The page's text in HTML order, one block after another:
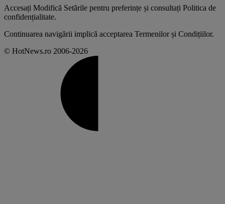
Accesați Modifică Setările pentru preferințe și consultați Politica de
confidențialitate.
Continuarea navigării implică acceptarea Termenilor și Condițiilor.
© HotNews.ro 2006-2026